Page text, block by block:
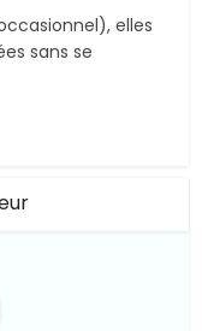
elles
sans se